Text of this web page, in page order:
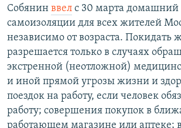
Собянин ввел с 30 марта
самоизоляции для всех жителей
независимо от возраста. Покидать
разрешается только в случаях
экстренной (неотложной)
и иной прямой угрозы жизни и
поездок на работу, если человек
работу; совершения покупок в
работающем магазине или аптеке;